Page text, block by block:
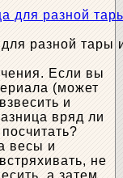
разной тары
Если вы
(может
и
вряд ли
весы и
не
а затем